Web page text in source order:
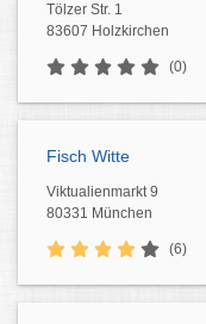
Tölzer Str. 1
83607 Holzkirchen
(0)
Fisch Witte
Viktualienmarkt 9
80331 München
(6)